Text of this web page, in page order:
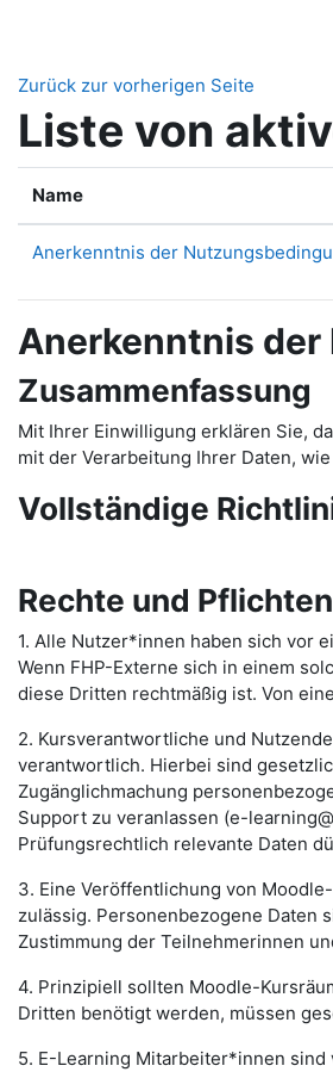
Zurück zur vorherigen Seite
Liste von
Name
Anerkenntnis der
Anerkenntnis
Zusammenfassung
Mit Ihrer Einwilligung erklären Sie,
mit der Verarbeitung Ihrer Daten,
Vollständige
Rechte und Pflichten
1. Alle Nutzer*innen haben sich vor
Wenn FHP-Externe sich in einem
diese Dritten rechtmäßig ist. Von
2. Kursverantwortliche und
verantwortlich. Hierbei sind
Zugänglichmachung
Support zu veranlassen (e-
Prüfungsrechtlich relevante Daten
3. Eine Veröffentlichung von
zulässig. Personenbezogene Daten
Zustimmung der Teilnehmerinnen
4. Prinzipiell sollten Moodle-
Dritten benötigt werden, müssen
5. E-Learning Mitarbeiter*innen